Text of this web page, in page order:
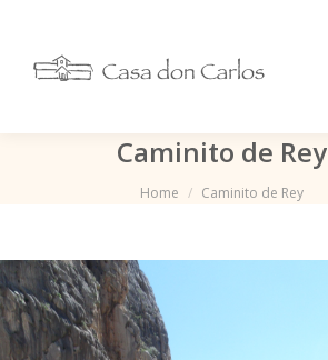
Caminito de Rey
Je bent hier:
Home Caminito de Rey